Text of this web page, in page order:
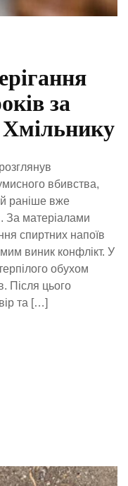
за
вбивства,
раніше вже
За матеріалами
спиртних напоїв
виник конфлікт. У
обухом
Після цього
та […]